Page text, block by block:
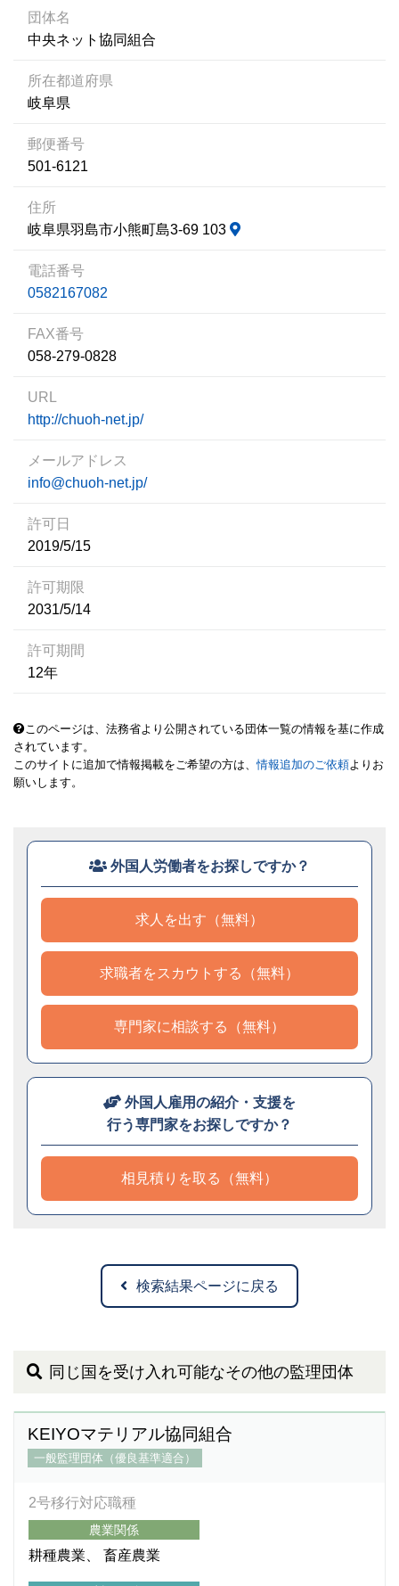
団体名
中央ネット協同組合
所在都道府県
岐阜県
郵便番号
501-6121
住所
岐阜県羽島市小熊町島3-69 103
電話番号
0582167082
FAX番号
058-279-0828
URL
http://chuoh-net.jp/
メールアドレス
info@chuoh-net.jp/
許可日
2019/5/15
許可期限
2031/5/14
許可期間
12年
このページは、法務省より公開されている団体一覧の情報を基に作成
されています。
このサイトに追加で情報掲載をご希望の方は、情報追加のご依頼よりお
願いします。
外国人労働者をお探しですか？
求人を出す（無料）
求職者をスカウトする（無料）
専門家に相談する（無料）
外国人雇用の紹介・支援を
行う専門家をお探しですか？
相見積りを取る（無料）
検索結果ページに戻る
同じ国を受け入れ可能なその他の監理団体
KEIYOマテリアル協同組合
一般監理団体（優良基準適合）
2号移行対応職種
農業関係
耕種農業 畜産農業